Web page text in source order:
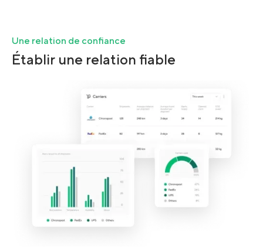
Une relation de confiance
Établir une relation fiable